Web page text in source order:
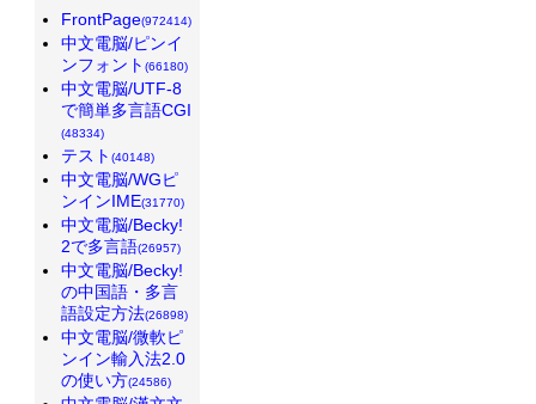
FrontPage(972414)
中文電脳/ピンイ
ンフォント (66180)
中文電脳/UTF-8
で簡単多言語CGI
(48334)
テスト (40148)
中文電脳/WGピ
ンインIME(31770)
中文電脳/Becky!
2で多言語(26957)
中文電脳/Becky!
の中国語・多言
語設定方法(26898)
中文電脳/微軟ピ
ンイン輸入法2.0
の使い方(24586)